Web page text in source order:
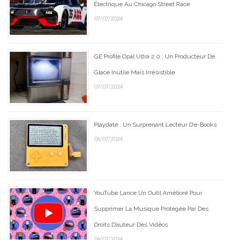
Électrique Au Chicago Street Race
07/07/2024
GE Profile Opal Ultra 2.0 : Un Producteur De
Glace Inutile Mais Irrésistible
07/07/2024
Playdate : Un Surprenant Lecteur D’e-Books
06/07/2024
YouTube Lance Un Outil Amélioré Pour
Supprimer La Musique Protégée Par Des
Droits D’auteur Des Vidéos